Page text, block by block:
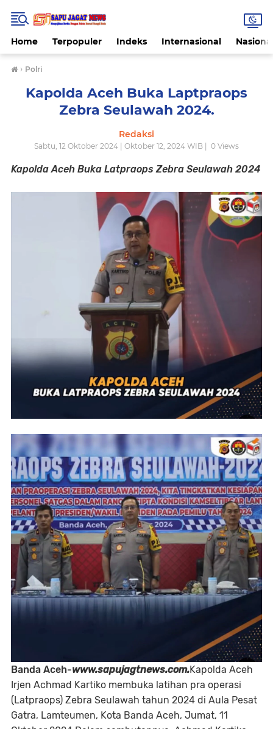
Home Terpopuler Indeks Internasional
› Polri
Kapolda Aceh Buka Laptpraops
Zebra Seulawah 2024.
Redaksi
Sabtu, 12 Oktober 2024 | Oktober 12, 2024 WIB | 0 Views
Kapolda Aceh Buka Latpraops Zebra Seulawah 2024
Banda Aceh-www.sapujagtnews.com.Kapolda Aceh
Irjen Achmad Kartiko membuka latihan pra operasi
(Latpraops) Zebra Seulawah tahun 2024 di Aula Pesat
Gatra, Lamteumen, Kota Banda Aceh, Jumat, 11